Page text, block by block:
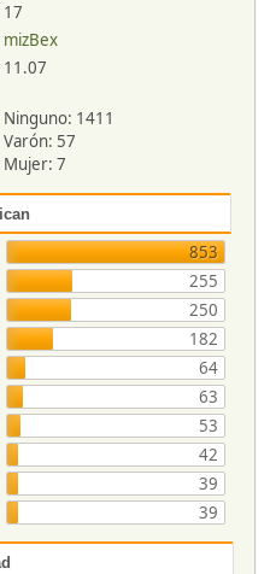
17
mizBex
11.07
Ninguno: 1411
Varón: 57
Mujer: 7
853
255
250
182
64
63
53
42
39
39